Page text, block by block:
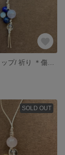
SOLD OUT